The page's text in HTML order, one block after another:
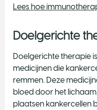
Lees hoe
Doelgerichte
Doelgerichte therapie
medicijnen die
remmen. Deze
bloed door het
plaatsen kankercellen